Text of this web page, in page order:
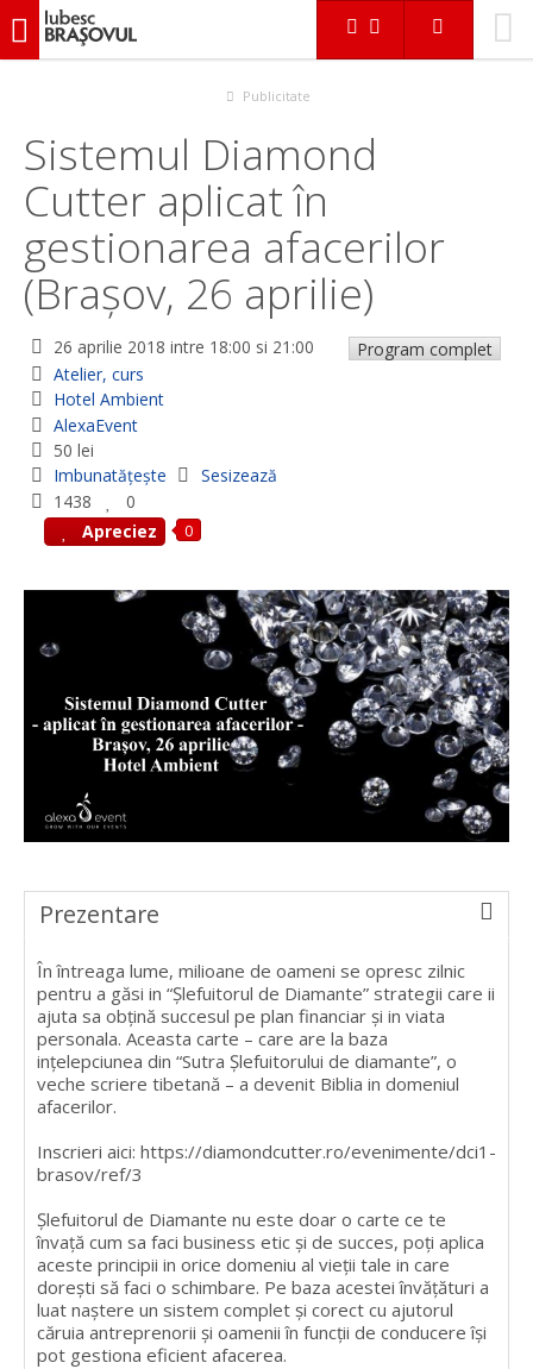
iubescbraşovul.ro
Sistemul Diamond Cutter aplicat în gestionarea afacerilor
(Brașov, 26 aprilie)
Publicitate
Sistemul Diamond
Cutter aplicat în
gestionarea afacerilor
(Brașov, 26 aprilie)
26 aprilie 2018 intre 18:00 si 21:00
Program complet
Atelier, curs
Hotel Ambient
AlexaEvent
50 lei
Imbunatățește
Sesizează
1438
0
Apreciez
0
Prezentare
În întreaga lume, milioane de oameni se opresc zilnic
pentru a găsi in “Șlefuitorul de Diamante” strategii care ii
ajuta sa obțină succesul pe plan financiar și in viata
personala. Aceasta carte – care are la baza
ințelepciunea din “Sutra Șlefuitorului de diamante”, o
veche scriere tibetană – a devenit Biblia in domeniul
afacerilor.
Inscrieri aici: https://diamondcutter.ro/evenimente/dci1-
brasov/ref/3
Șlefuitorul de Diamante nu este doar o carte ce te
învață cum sa faci business etic și de succes, poți aplica
aceste principii in orice domeniu al vieții tale in care
dorești să faci o schimbare. Pe baza acestei învățături a
luat naștere un sistem complet și corect cu ajutorul
căruia antreprenorii și oamenii în funcții de conducere își
pot gestiona eficient afacerea.